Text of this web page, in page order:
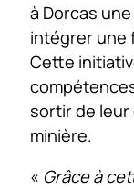
à Dorcas
intégrer une
Cette
sortir de leur
minière.
« Grâce à